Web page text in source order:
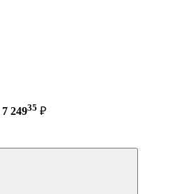
7 24935 ₽